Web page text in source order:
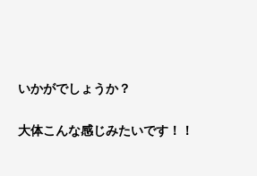
いかがでしょうか？
大体こんな感じみたいです！！